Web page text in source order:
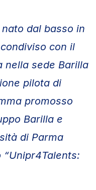
dal basso in
con il
nella sede Barilla
pilota di
promosso
Barilla e
di Parma